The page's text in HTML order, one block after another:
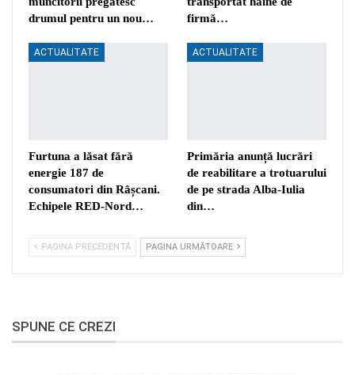
drumul pentru un nou…
firmă…
ACTUALITATE
Furtuna a lăsat fără
energie 187 de
consumatori din Râșcani.
Echipele RED-Nord…
ACTUALITATE
Primăria anunță lucrări
de reabilitare a trotuarului
de pe strada Alba-Iulia
din…
PAGINA PRECEDENTĂ PAGINA URMĂTOARE
SPUNE CE CREZI